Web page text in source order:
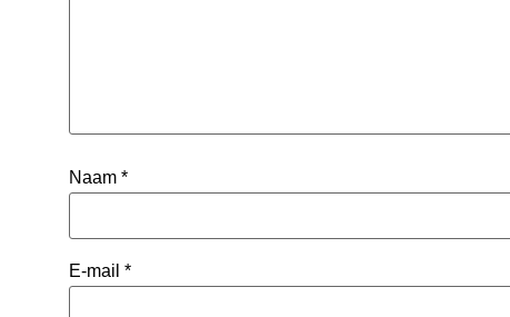
Naam *
E-mail *